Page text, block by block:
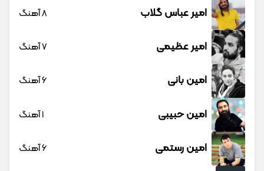
امیر عباس گلاب 8 آهنگ
امیر عظیمی 7 آهنگ
امین بانی 6 آهنگ
امین حبیبی 1 آهنگ
امین رستمی 6 آهنگ